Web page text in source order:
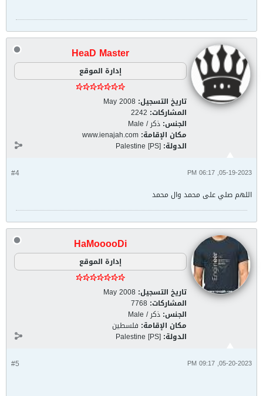
HeaD Master
إدارة الموقع
تاريخ التسجيل: May 2008
المشاركات: 2242
الجنس: ذكر / Male
مكان الإقامة: www.ienajah.com
الدولة: Palestine [PS]
#4 05-19-2023, 06:17 PM
اللهم صلي على محمد وال محمد
HaMooooDi
إدارة الموقع
تاريخ التسجيل: May 2008
المشاركات: 7768
الجنس: ذكر / Male
مكان الإقامة: فلسطين
الدولة: Palestine [PS]
#5 05-20-2023, 09:17 PM